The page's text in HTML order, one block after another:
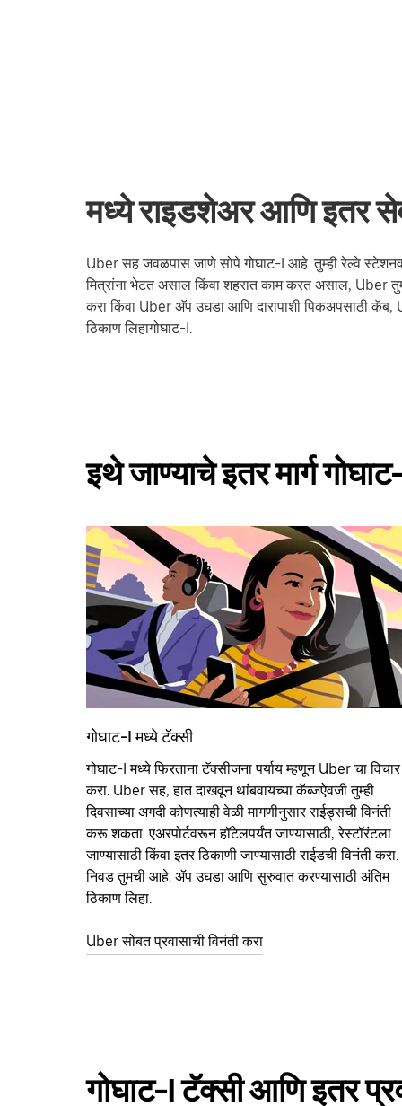
मध्ये राइडशेअर आणि इतर
Uber सह जवळपास जाणे सोपे गोघाट-I आहे. तुम्ही रेल्वे
मित्रांना भेटत असाल किंवा शहरात काम करत असाल, Uber
करा किंवा Uber अ‍ॅप उघडा आणि दारापाशी पिकअपसाठी
ठिकाण लिहागोघाट-I.
इथे जाण्याचे इतर मार्ग
गोघाट-I मध्ये टॅक्सी
गोघाट-I मध्ये फिरताना टॅक्सीजना पर्याय म्हणून Uber चा विचार
करा. Uber सह, हात दाखवून थांबवायच्या कॅब्जऐवजी तुम्ही
दिवसाच्या अगदी कोणत्याही वेळी मागणीनुसार राईड्सची विनंती
करू शकता. एअरपोर्टवरून हॉटेलपर्यंत जाण्यासाठी, रेस्टॉरंटला
जाण्यासाठी किंवा इतर‍ ठिकाणी जाण्यासाठी राईडची विनंती करा.
निवड तुमची आहे. ॲप उघडा आणि सुरुवात करण्यासाठी अंतिम
ठिकाण लिहा.
Uber सोबत प्रवासाची विनंती करा
गोघाट-I टॅक्सी आणि इतर